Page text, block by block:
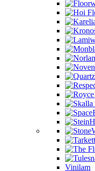
Vinilam